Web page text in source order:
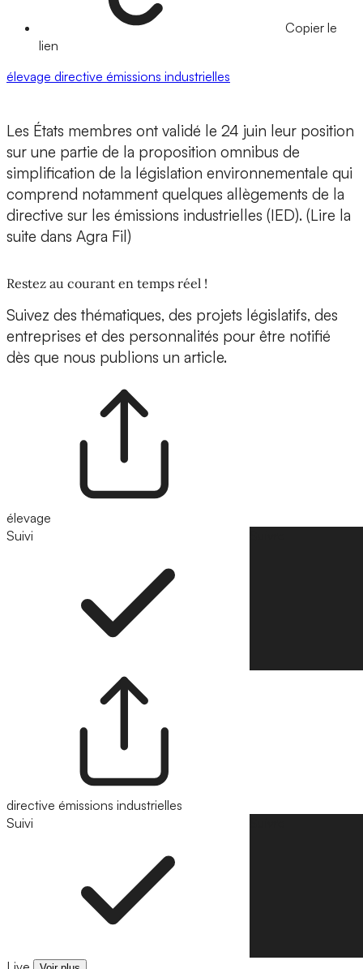
Copier le
lien
élevage directive émissions industrielles
Les États membres ont validé le 24 juin leur position
sur une partie de la proposition omnibus de
simplification de la législation environnementale qui
comprend notamment quelques allègements de la
directive sur les émissions industrielles (IED). (Lire la
suite dans Agra Fil)
Restez au courant en temps réel !
Suivez des thématiques, des projets législatifs, des
entreprises et des personnalités pour être notifié
dès que nous publions un article.
élevage
Suivi
directive émissions industrielles
Suivi